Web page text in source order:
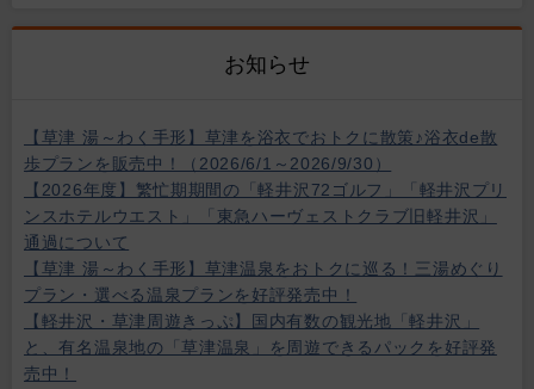
お知らせ
【草津 湯～わく手形】草津を浴衣でおトクに散策♪浴衣de散
歩プランを販売中！（2026/6/1～2026/9/30）
【2026年度】繁忙期期間の「軽井沢72ゴルフ」「軽井沢プリ
ンスホテルウエスト」「東急ハーヴェストクラブ旧軽井沢」
通過について
【草津 湯～わく手形】草津温泉をおトクに巡る！三湯めぐり
プラン・選べる温泉プランを好評発売中！
【軽井沢・草津周遊きっぷ】国内有数の観光地「軽井沢」
と、有名温泉地の「草津温泉」を周遊できるパックを好評発
売中！